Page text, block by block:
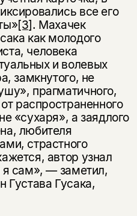
все его
[3]. Махачек
как молодого
человека
и волевых
замкнутого, не
прагматичного,
распространенного
«сухаря», а заядлого
любителя
страстного
автор узнал
сам», — заметил,
Густава Гусака,